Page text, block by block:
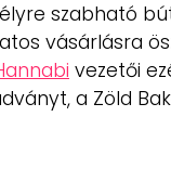
szabható
vásárlásra
vezetői
a Zöld